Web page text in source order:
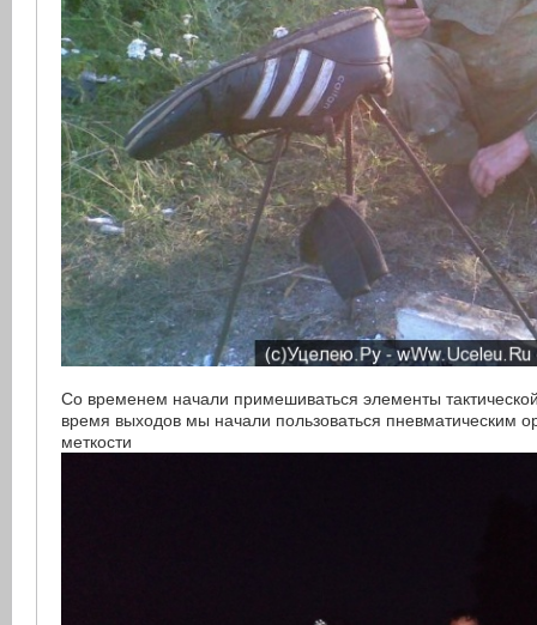
Со временем начали примешиваться элементы
время выходов мы начали пользоваться пневматическим
меткости